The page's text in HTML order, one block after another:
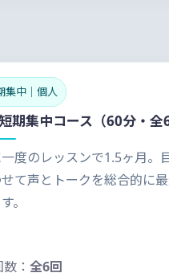
集中｜個人
集中コース（60分・全6
度のレッスンで1.5ヶ月。
て声とトークを総合的に
。
： 全6回